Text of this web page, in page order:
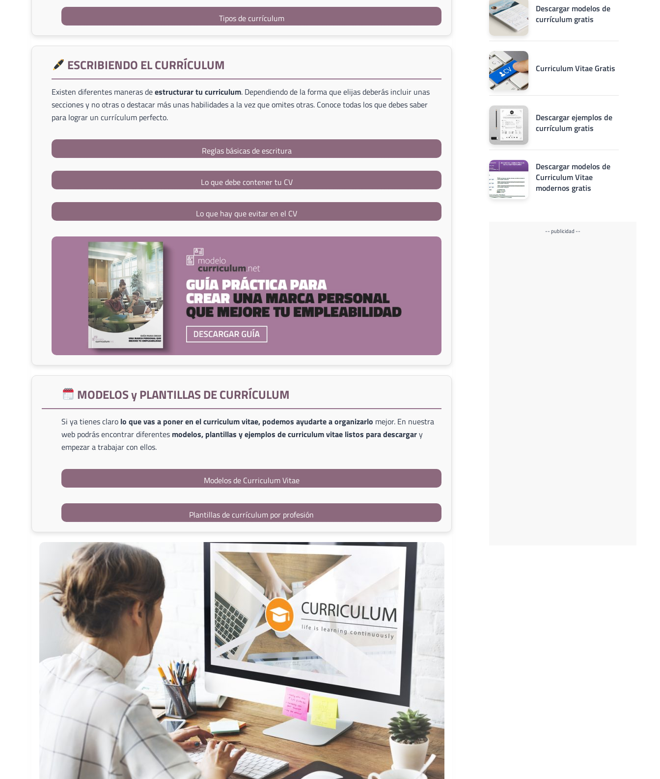
Tipos de currículum
ESCRIBIENDO EL CURRÍCULUM
Existen diferentes maneras deestructurar tu curriculum. Dependiendo de la forma que elijas deberás incluir unas
secciones y no otras o destacar más unas habilidades a la vez que omites otras. Conoce todas los que debes saber
para lograr un currículum perfecto.
Reglas básicas de escritura
Lo que debe contener tu CV
Lo que hay que evitar en el CV
MODELOS y PLANTILLAS DE CURRÍCULUM
Si ya tienes claro lo que vas a poner en el curriculum vitae, podemos ayudarte a organizarlo mejor. En nuestra
web podrás encontrar diferentes modelos, plantillas y ejemplos de curriculum vitae listos para descargary
empezar a trabajar con ellos.
Modelos de Curriculum Vitae
Plantillas de currículum por profesión
Descargar modelos de
currículum gratis
Curriculum Vitae Gratis
Descargar ejemplos de
currículum gratis
Descargar modelos de
Curriculum Vitae
modernos gratis
-- publicidad --